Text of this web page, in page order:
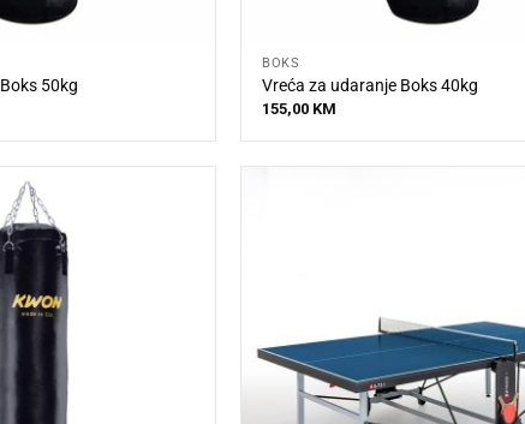
50kg
BOKS
Vreća za udaranje Boks 40kg
155,00 KM